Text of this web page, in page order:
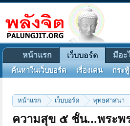
หน้าแรก เว็บบอร์ด พุทธศาสนา
ความสุข ๕ ชั้น...พระ
หน้าแรก เว็บบอร์ด
ค้นหาในเว็บบอร์ด เรื่องเด่น กระ
มีอะ